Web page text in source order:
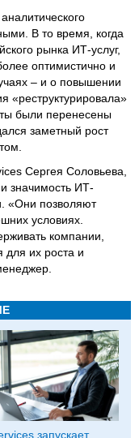
В то время, когда
рынка ИТ-услуг,
оптимистично и
– и о повышении
«реструктурировала»
были перенесены
заметный рост
Сергея Соловьева,
значимость ИТ-
«Они позволяют
условиях.
компании,
для их роста и
запускает